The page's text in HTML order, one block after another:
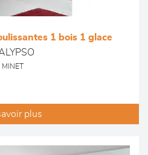
1 bois 1 glace
MINET
plus